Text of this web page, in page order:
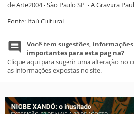
de Arte2004 - São Paulo SP - A Gravura
Fonte: Itaú Cultural
Você tem sugestões,
importantes para esta pagina?
Clique aqui para sugerir uma alteração no
as informações expostas no site.